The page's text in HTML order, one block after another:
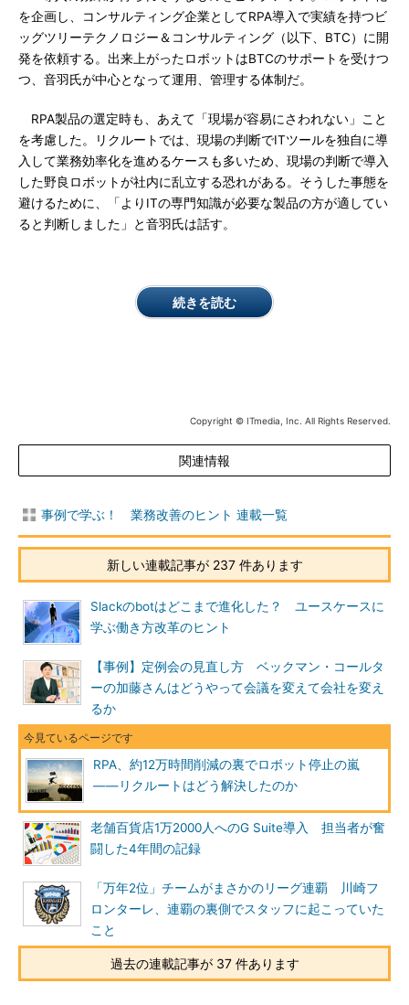
を企画し、コンサルティング企業としてRPA導入で実績を持つビ
ッグツリーテクノロジー＆コンサルティング（以下、BTC）に開
発を依頼する。出来上がったロボットはBTCのサポートを受けつ
つ、音羽氏が中心となって運用、管理する体制だ。
RPA製品の選定時も、あえて「現場が容易にさわれない」こと
を考慮した。リクルートでは、現場の判断でITツールを独自に導
入して業務効率化を進めるケースも多いため、現場の判断で導入
した野良ロボットが社内に乱立する恐れがある。そうした事態を
避けるために、「よりITの専門知識が必要な製品の方が適してい
ると判断しました」と音羽氏は話す。
続きを読む
Copyright © ITmedia, Inc. All Rights Reserved.
関連情報
事例で学ぶ！ 業務改善のヒント 連載一覧
新しい連載記事が 237 件あります
Slackのbotはどこまで進化した？ ユースケースに
学ぶ働き方改革のヒント
【事例】定例会の見直し方 ベックマン・コールタ
ーの加藤さんはどうやって会議を変えて会社を変え
るか
RPA、約12万時間削減の裏でロボット停止の嵐
――リクルートはどう解決したのか
老舗百貨店1万2000人へのG Suite導入 担当者が奮
闘した4年間の記録
「万年2位」チームがまさかのリーグ連覇 川崎フ
ロンターレ、連覇の裏側でスタッフに起こっていた
こと
過去の連載記事が 37 件あります